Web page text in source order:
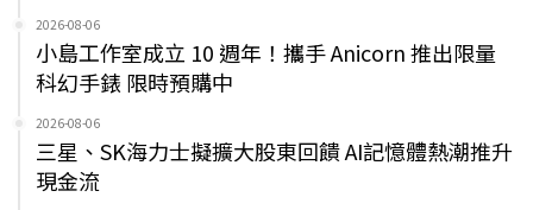
2026-08-06
小島工作室成立 10 週年！攜手 Anicorn 推出限量
科幻手錶 限時預購中
2026-08-06
三星、SK海力士擬擴大股東回饋 AI記憶體熱潮推升
現金流